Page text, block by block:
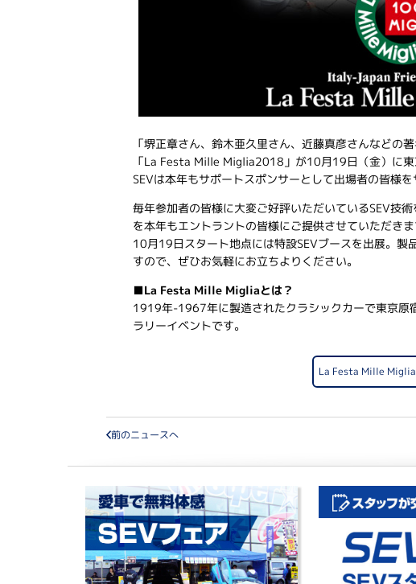
「堺正章さん、鈴木亜久里さん、近藤真彦さんなどの
「La Festa Mille Miglia2018」が10月19日（金）に東
SEVは本年もサポートスポンサーとして出場者の皆様を
毎年参加者の皆様に大変ご好評いただいているSEV技
を本年もエントラントの皆様にご提供させていただきま
10月19日スタート地点には特設SEVブースを出展。製
すので、ぜひお気軽にお立ちよりください。
■La Festa Mille Migliaとは？
1919年-1967年に製造されたクラシックカーで東京
ラリーイベントです。
La Festa Mille
前のニュースへ